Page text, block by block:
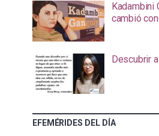
Kadambini
cambió
Descubrir
EFEMÉRIDES DEL DÍA